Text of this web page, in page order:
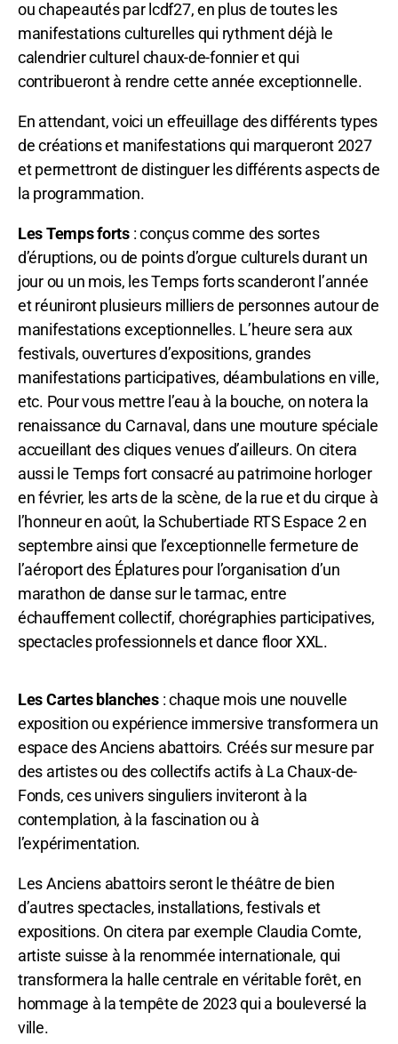
ou chapeautés par lcdf27, en plus de toutes les
manifestations culturelles qui rythment déjà le
calendrier culturel chaux-de-fonnier et qui
contribueront à rendre cette année exceptionnelle.
En attendant, voici un effeuillage des différents types
de créations et manifestations qui marqueront 2027
et permettront de distinguer les différents aspects de
la programmation.
Les Temps forts: conçus comme des sortes
d’éruptions, ou de points d’orgue culturels durant un
jour ou un mois, les Temps forts scanderont l’année
et réuniront plusieurs milliers de personnes autour de
manifestations exceptionnelles. L’heure sera aux
festivals, ouvertures d’expositions, grandes
manifestations participatives, déambulations en ville,
etc. Pour vous mettre l’eau à la bouche, on notera la
renaissance du Carnaval, dans une mouture spéciale
accueillant des cliques venues d’ailleurs. On citera
aussi le Temps fort consacré au patrimoine horloger
en février, les arts de la scène, de la rue et du cirque à
l’honneur en août, la Schubertiade RTS Espace 2 en
septembre ainsi que l’exceptionnelle fermeture de
l’aéroport des Éplatures pour l’organisation d’un
marathon de danse sur le tarmac, entre
échauffement collectif, chorégraphies participatives,
spectacles professionnels et dance floor XXL.
Les Cartes blanches: chaque mois une nouvelle
exposition ou expérience immersive transformera un
espace des Anciens abattoirs. Créés sur mesure par
des artistes ou des collectifs actifs à La Chaux-de-
Fonds, ces univers singuliers inviteront à la
contemplation, à la fascination ou à
l’expérimentation.
Les Anciens abattoirs seront le théâtre de bien
d’autres spectacles, installations, festivals et
expositions. On citera par exemple Claudia Comte,
artiste suisse à la renommée internationale, qui
transformera la halle centrale en véritable forêt, en
hommage à la tempête de 2023 qui a bouleversé la
ville.